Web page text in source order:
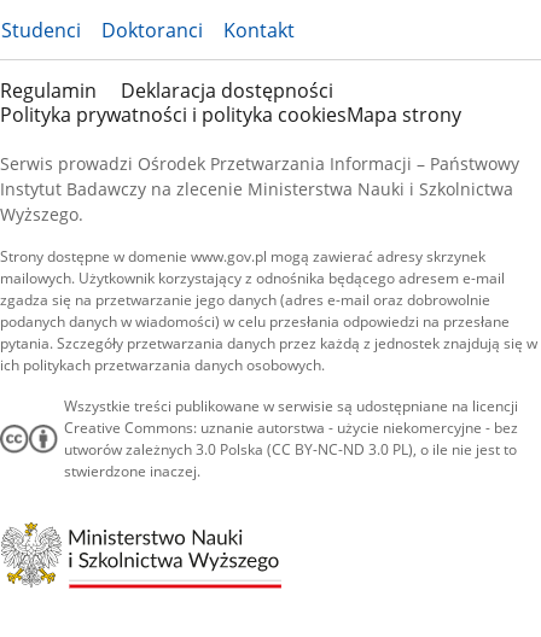
Studenci Doktoranci Kontakt
Regulamin
Deklaracja dostępności
Polityka prywatności i polityka cookiesMapa strony
Serwis prowadzi Ośrodek Przetwarzania Informacji – Państwowy
Instytut Badawczy na zlecenie Ministerstwa Nauki i Szkolnictwa
Wyższego.
Strony dostępne w domenie www.gov.pl mogą zawierać adresy skrzynek
mailowych. Użytkownik korzystający z odnośnika będącego adresem e-mail
zgadza się na przetwarzanie jego danych (adres e-mail oraz dobrowolnie
podanych danych w wiadomości) w celu przesłania odpowiedzi na przesłane
pytania. Szczegóły przetwarzania danych przez każdą z jednostek znajdują się w
ich politykach przetwarzania danych osobowych.
Wszystkie treści publikowane w serwisie są udostępniane na licencji
Creative Commons: uznanie autorstwa - użycie niekomercyjne - bez
utworów zależnych 3.0 Polska (CC BY-NC-ND 3.0 PL), o ile nie jest to
stwierdzone inaczej.